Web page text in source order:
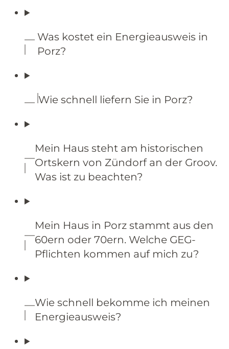
Was kostet ein Energieausweis in
Porz?
Wie schnell liefern Sie in Porz?
Mein Haus steht am historischen
Ortskern von Zündorf an der Groov.
Was ist zu beachten?
Mein Haus in Porz stammt aus den
60ern oder 70ern. Welche GEG-
Pflichten kommen auf mich zu?
Wie schnell bekomme ich meinen
Energieausweis?